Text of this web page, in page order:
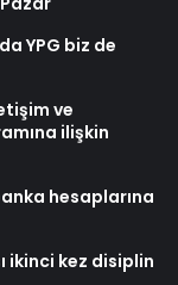
YPG biz de
ve
ilişkin
hesaplarına
ikinci kez disiplin